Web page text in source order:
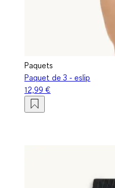
Paquets
Paquet de 3 - eslip
12,99 €